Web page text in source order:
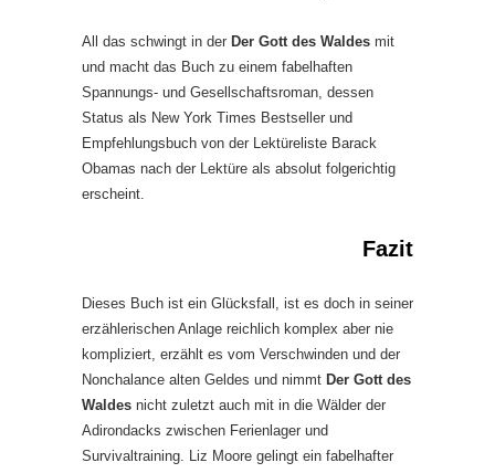
All das schwingt in der Der Gott des Waldes mit
und macht das Buch zu einem fabelhaften
Spannungs- und Gesellschaftsroman, dessen
Status als New York Times Bestseller und
Empfehlungsbuch von der Lektüreliste Barack
Obamas nach der Lektüre als absolut folgerichtig
erscheint.
Fazit
Dieses Buch ist ein Glücksfall, ist es doch in seiner
erzählerischen Anlage reichlich komplex aber nie
kompliziert, erzählt es vom Verschwinden und der
Nonchalance alten Geldes und nimmt Der Gott des
Waldes nicht zuletzt auch mit in die Wälder der
Adirondacks zwischen Ferienlager und
Survivaltraining. Liz Moore gelingt ein fabelhafter